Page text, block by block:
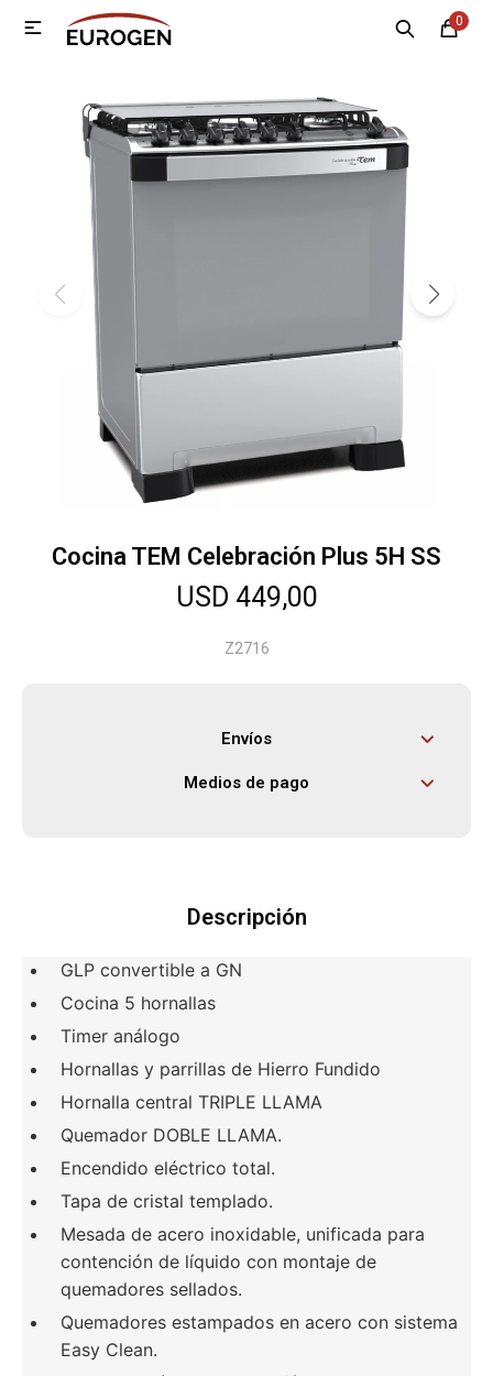
0

Cocina TEM Celebración Plus 5H SS
USD 449,00
Z2716
Envíos
Medios de pago
Descripción
GLP convertible a GN
Cocina 5 hornallas
Timer análogo
Hornallas y parrillas de Hierro Fundido
Hornalla central TRIPLE LLAMA
Quemador DOBLE LLAMA.
Encendido eléctrico total.
Tapa de cristal templado.
Mesada de acero inoxidable, unificada para
contención de líquido con montaje de
quemadores sellados.
Quemadores estampados en acero con sistema
Easy Clean.
MI CUENTA
Electrodomésticos
Tecnología
Herramientas